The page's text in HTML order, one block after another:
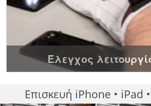
Έλεγχος
Επισκευή iPhone • iPad